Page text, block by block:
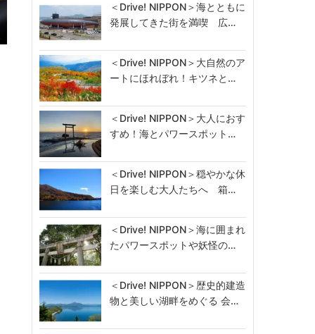
＜Drive! NIPPON＞海とともに
発展してきた街を満喫 広…
＜Drive! NIPPON＞大自然のア
ートにほれぼれ！キツネと…
＜Drive! NIPPON＞大人におす
すめ！海とパワースポット…
＜Drive! NIPPON＞穏やかな休
日を楽しむ大人たちへ 箱…
＜Drive! NIPPON＞海に囲まれ
たパワースポットや妖怪の…
＜Drive! NIPPON＞歴史的建造
物と美しい湖畔をめぐる 会…